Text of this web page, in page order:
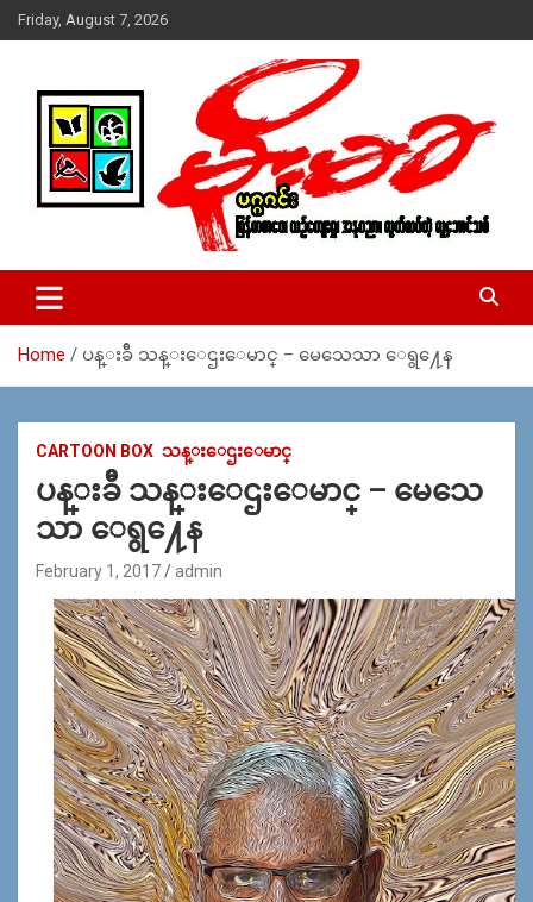
Skip
to
Friday, August 7, 2026
MoeMaKa Burmese News &
Media
ယ္ေရး – အမွတ္ ၂၅၄၊ ပထပ္၊ လမ္း ၄၀၊ ေက်ာက္တံတား၊ ရန္ကုန္။
(ဖုုံး – ၀၉ ၂၅၂ ၂၄၉ ၀၉၄ ၊ ၀၉ ၄၂၁ ၇၄၃ ၇၅၃ ၊ ၀၉ ၅၀၄ ၁၀ ၅၈) ျ
ဇာေစ်းသစ္ ။ ၀၉ ၇၈၆၈၃၇ ၃၀၅ / ၀၉ ၉၆၃၆၉၉၈၃၄
Home ပန္းခ်ီ သန္းေဌးေမာင္ – မေသေသာ ေရွ႔ေန
CARTOON BOX သန္းေဌးေမာင္
ပန္းခ်ီ သန္းေဌးေမာင္ – မေသေ
သာ ေရွ႔ေန
February 1, 2017 admin